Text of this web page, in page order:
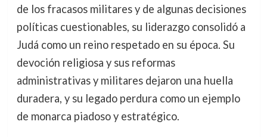
de los fracasos militares y de algunas decisiones
políticas cuestionables, su liderazgo consolidó a
Judá como un reino respetado en su época. Su
devoción religiosa y sus reformas
administrativas y militares dejaron una huella
duradera, y su legado perdura como un ejemplo
de monarca piadoso y estratégico.